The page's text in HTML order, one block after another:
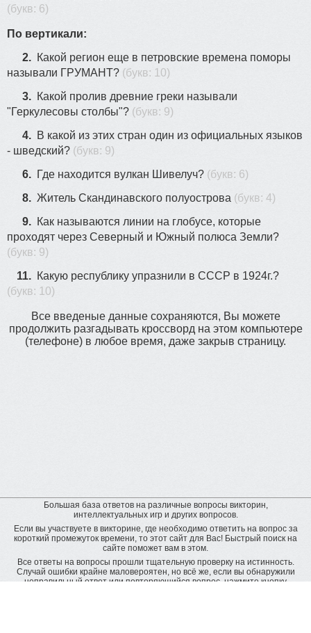
(букв: 6)
По вертикали:
2. Какой регион еще в петровские времена поморы
называли ГРУМАНТ? (букв: 10)
3. Какой пролив древние греки называли
"Геркулесовы столбы"? (букв: 9)
4. В какой из этих стран один из официальных языков
- шведский? (букв: 9)
6. Где находится вулкан Шивелуч? (букв: 6)
8. Житель Скандинавского полуострова (букв: 4)
9. Как называются линии на глобусе, которые
проходят через Северный и Южный полюса Земли?
(букв: 9)
11. Какую республику упразнили в СССР в 1924г.?
(букв: 10)
Все введеные данные сохраняются, Вы можете
продолжить разгадывать кроссворд на этом компьютере
(телефоне) в любое время, даже закрыв страницу.
Большая база ответов на различные вопросы викторин,
интеллектуальных игр и других вопросов.
Если вы участвуете в викторине, где необходимо ответить на вопрос за
короткий промежуток времени, то этот сайт для Вас! Быстрый поиск на
сайте поможет вам в этом.
Все ответы на вопросы прошли тщательную проверку на истинность.
Случай ошибки крайне маловероятен, но всё же, если вы обнаружили
неправильный ответ или повторяющийся вопрос, нажмите кнопку